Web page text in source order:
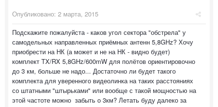
Опубликовано: 2 марта, 2015
Подскажите пожалуйста - каков угол сектора "обстрела" у
самодельных направленных приёмных антенн 5,8GHz? Хочу
приобрести на НК (а может и не на НК - видно будет)
комплект TX/RX 5,8GHz/600mW для полётов ориентировочно
до 3 км, больше не надо... Достаточно ли будет такого
комплекта для уверенного видеолинка на таких расстояниях
со штатными "штырьками" или вообще с такой мощностью на
этой частоте можно забыть о 3км? Летать буду далеко за